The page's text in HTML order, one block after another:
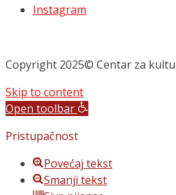
Instagram
Copyright 2025© Centar za
Skip to content
Open toolbar
Pristupačnost
Povećaj tekst
Smanji tekst